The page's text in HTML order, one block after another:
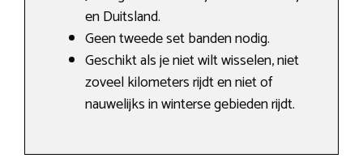
en Duitsland.
Geen tweede set banden nodig.
Geschikt als je niet wilt wisselen, niet
zoveel kilometers rijdt en niet of
nauwelijks in winterse gebieden rijdt.